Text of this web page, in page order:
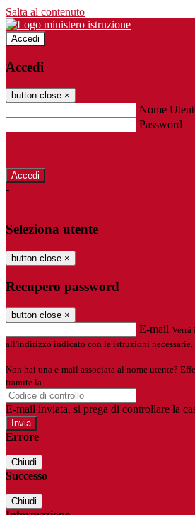
Salta al contenuto
Accedi
Accedi
button close ×
Nome
Password
-
Seleziona utente
button close ×
Recupero password
button close ×
E-mail Verrà
all'indirizzo indicato con le istruzioni necessarie.
Non hai una e-mail associata al nome utente?
tramite la
E-mail inviata, si prega di controllare la
Errore
Chiudi
Successo
Chiudi